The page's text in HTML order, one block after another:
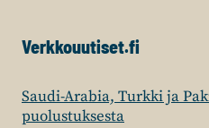
Verkkouutiset.fi
Saudi-Arabia, Turkki ja
puolustuksesta